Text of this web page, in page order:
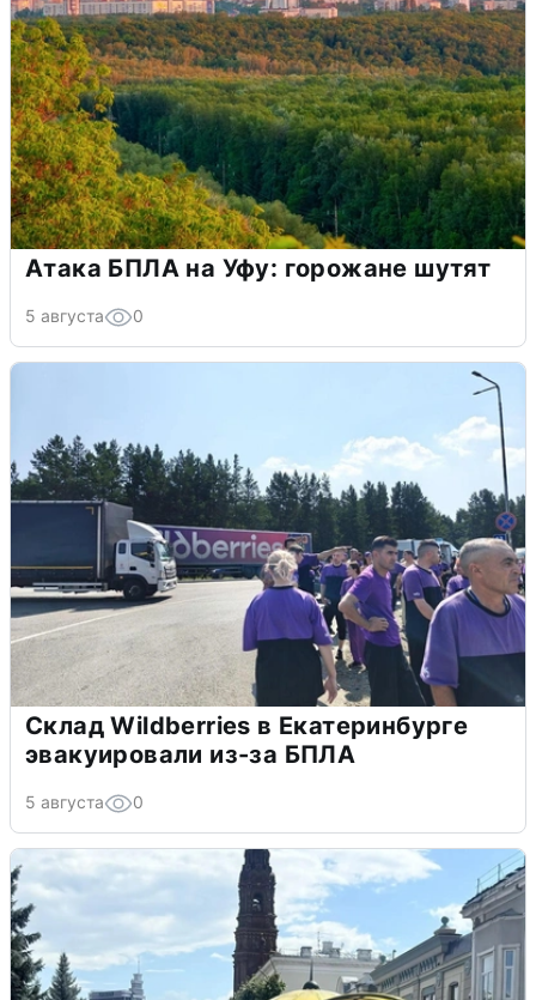
Атака БПЛА на Уфу: горожане шутят
5 августа 0
Склад Wildberries в Екатеринбурге
эвакуировали из-за БПЛА
5 августа 0